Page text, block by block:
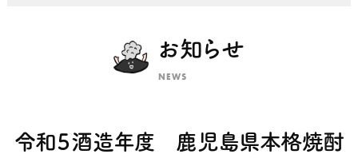
お知らせ
NEWS
令和５酒造年度 鹿児島県本格焼酎